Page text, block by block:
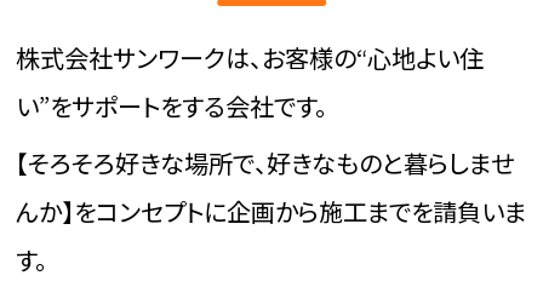
株式会社サンワークは、お客様の“心地よい住
い”をサポートをする会社です。
【そろそろ好きな場所で、好きなものと暮らしませ
んか】をコンセプトに企画から施工までを請負いま
す。